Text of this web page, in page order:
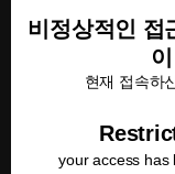
비정상적인 접
현재 접속하
your access has